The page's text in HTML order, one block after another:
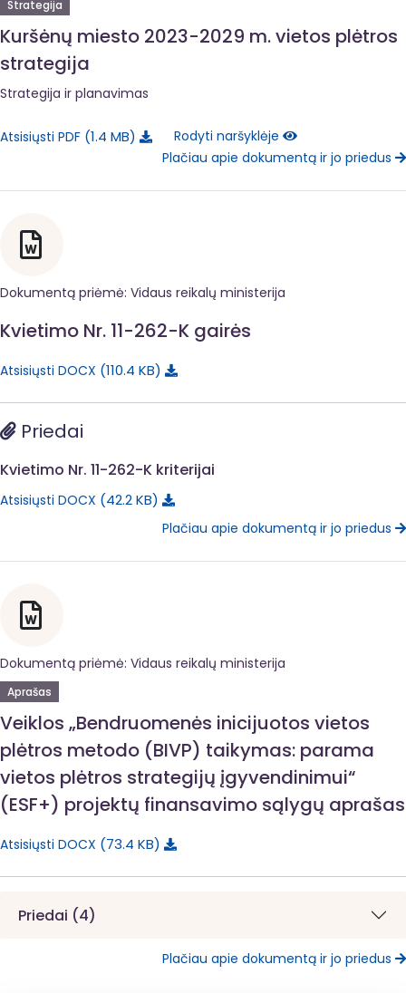
Strategija
Kuršėnų miesto 2023-2029 m. vietos plėtros
strategija
Strategija ir planavimas
Atsisiųsti PDF 1.4 MB
Rodyti naršyklėje
Plačiau apie dokumentą ir jo priedus
Dokumentą priėmė: Vidaus reikalų ministerija
Kvietimo Nr. 11-262-K gairės
Atsisiųsti DOCX 110.4 KB
Priedai
Kvietimo Nr. 11-262-K kriterijai
Atsisiųsti DOCX 42.2 KB
Plačiau apie dokumentą ir jo priedus
Dokumentą priėmė: Vidaus reikalų ministerija
Aprašas
Veiklos „Bendruomenės inicijuotos vietos
plėtros metodo (BIVP) taikymas: parama
vietos plėtros strategijų įgyvendinimui“
(ESF+) projektų finansavimo sąlygų aprašas
Atsisiųsti DOCX 73.4 KB
Priedai (4)
Plačiau apie dokumentą ir jo priedus